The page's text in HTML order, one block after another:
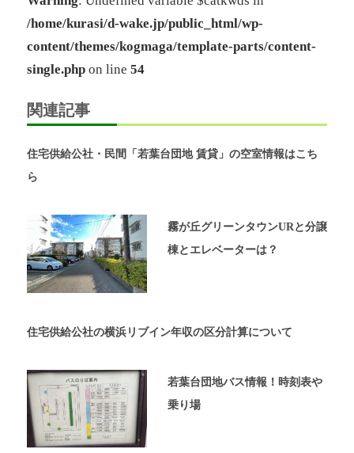
地」、
「グ
ン
ル
鴨
田
中
内
覧
予
約
が
な
動
産
屋
太
平
ゲ
ョ
ン
/home/kurasi/d-wake.jp/public_html/wp-
content/themes/kogmaga/template-parts/content-
single.php on line 54
関連記事
住宅供給公社・民間「若葉台団地 賃貸」の空室情報はこち
ら
霧が丘グリーンタウンURと分譲
棟とエレベーターは？
住宅供給公社の横浜リブイン年収の区分計算について
若葉台団地バス情報！時刻表や
乗り場